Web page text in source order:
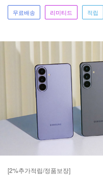
무료배송 리미티드 적립
[2%추가적립/정품보장]